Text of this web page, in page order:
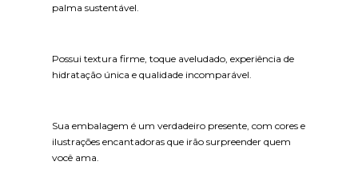
palma sustentável.
Possui textura firme, toque aveludado, experiência de
hidratação única e qualidade incomparável.
Sua embalagem é um verdadeiro presente, com cores e
ilustrações encantadoras que irão surpreender quem
você ama.